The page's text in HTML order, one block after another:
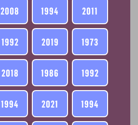
2008 1994 2011
1992 2019 1973
2018 1986 1992
1994 2021 1994